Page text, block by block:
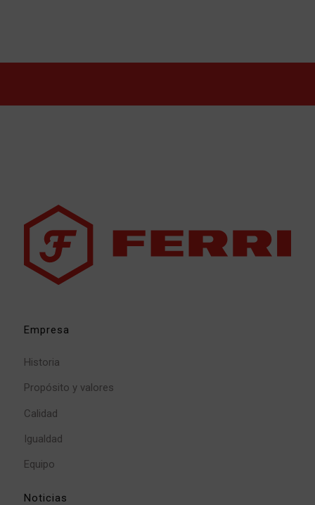
Empresa
Historia
Propósito y valores
Calidad
Igualdad
Equipo
Noticias